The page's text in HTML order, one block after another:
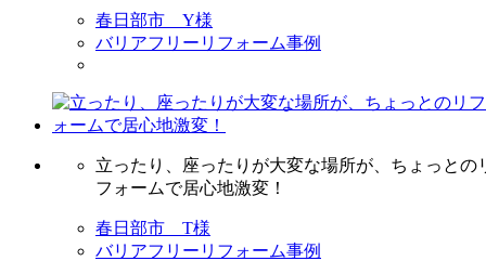
春日部市 Y様
バリアフリーリフォーム事例
立ったり、座ったりが大変な場所が、ちょっとの
フォームで居心地激変！
春日部市 T様
バリアフリーリフォーム事例